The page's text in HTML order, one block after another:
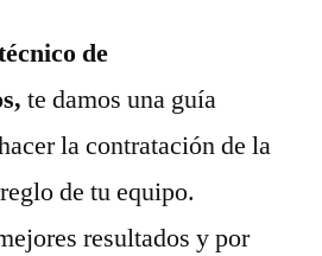
de
te damos una guía
la contratación de la
de tu equipo.
resultados y por